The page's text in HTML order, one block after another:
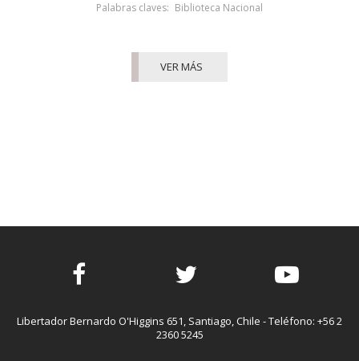
Palabras claves: Biblioteca Nacional
VER MÁS
Libertador Bernardo O'Higgins 651, Santiago, Chile - Teléfono: +56 2
2360 5245